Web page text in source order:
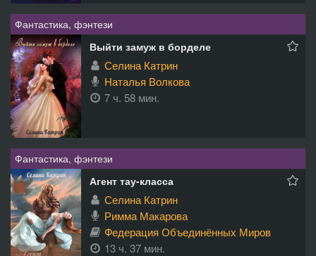
Фантастика, фэнтези
Выйти замуж в борделе
Селина Катрин
Наталья Волкова
7 ч. 58 мин.
Фантастика, фэнтези
Агент тау-класса
Селина Катрин
Римма Макарова
Федерация Объединённых Миров
13 ч. 37 мин.